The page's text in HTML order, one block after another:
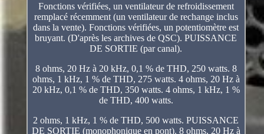
Fonctions vérifiées, un ventilateur de refroidissement
remplacé récemment (un ventilateur de rechange inclus
dans la vente). Fonctions vérifiées, un potentiomètre est
bruyant. (D'après les archives de QSC). PUISSANCE
DE SORTIE (par canal).
8 ohms, 20 Hz à 20 kHz, 0,1 % de THD, 250 watts. 8
ohms, 1 kHz, 1 % de THD, 275 watts. 4 ohms, 20 Hz à
20 kHz, 0,1 % de THD, 350 watts. 4 ohms, 1 kHz, 1 %
de THD, 400 watts.
2 ohms, 1 kHz, 1 % de THD, 500 watts. PUISSANCE
DE SORTIE (monophonique en pont). 8 ohms, 20 Hz à